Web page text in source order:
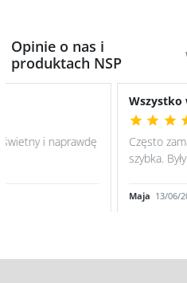
Opinie o nas i
produktach NSP
Wszystko w porządku
Często zamawiam produkty,
szybka. Były pewne problemy z